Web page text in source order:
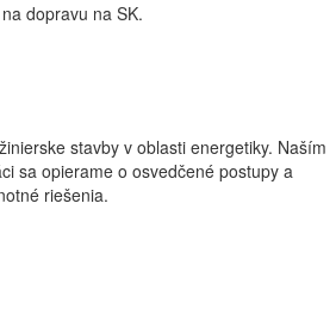
dopravu na SK.
stavby v oblasti energetiky. Naším
sa opierame o osvedčené postupy a
riešenia.